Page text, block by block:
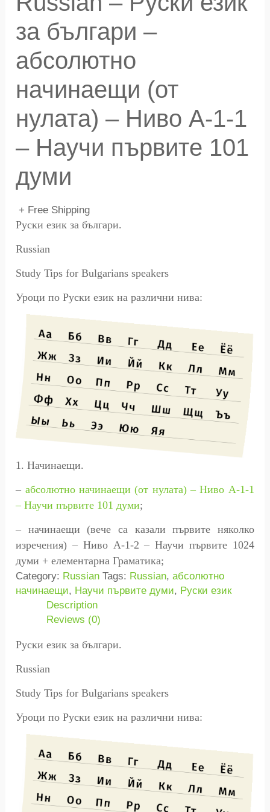
за българи –
абсолютно
начинаещи (от
нулата) – Ниво A-1-1
– Научи първите 101
думи
+ Free Shipping
Руски език за българи.
Russian
Study Tips for Bulgarians speakers
Уроци поРуски език на различни нива:
1. Начинаещи.
– абсолютно начинаещи (от нулата) – Ниво A-1-1
– Научи първите 101 думи;
– начинаещи (вече са казали първите няколко
изречения) – Ниво A-1-2 – Научи първите 1024
думи + елементарна Граматика;
Category: Russian Tags: Russian,абсолютно
начинаещи, Научи първите думи, Руски език
Description
Reviews (0)
Руски език за българи.
Russian
Study Tips for Bulgarians speakers
Уроци поРуски език на различни нива: